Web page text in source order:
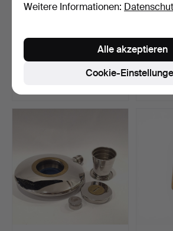
Christian Dior. Krawatte aus
Beendet 5. Aug 2026
Beendet
7 Gebote
Weitere Informationen:
Cookie-
Alle akzeptieren